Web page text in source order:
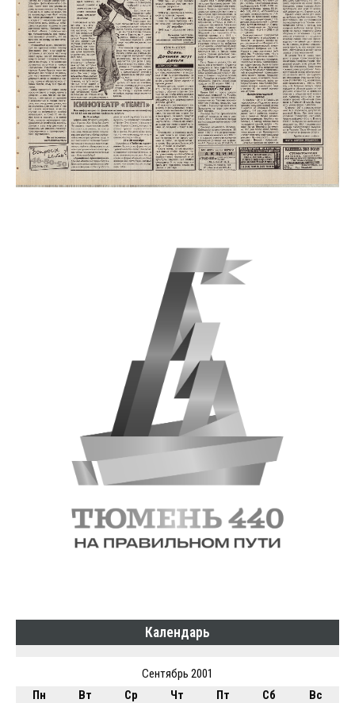
Календарь
Сентябрь 2001
Пн
Вт Ср Чт Пт Сб
Вс